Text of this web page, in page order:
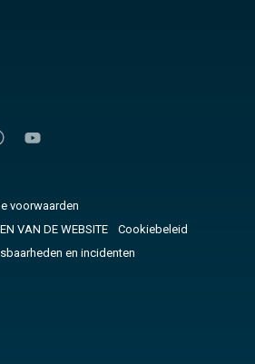
voorwaarden
VAN DE WEBSITE
Cookiebeleid
en incidenten